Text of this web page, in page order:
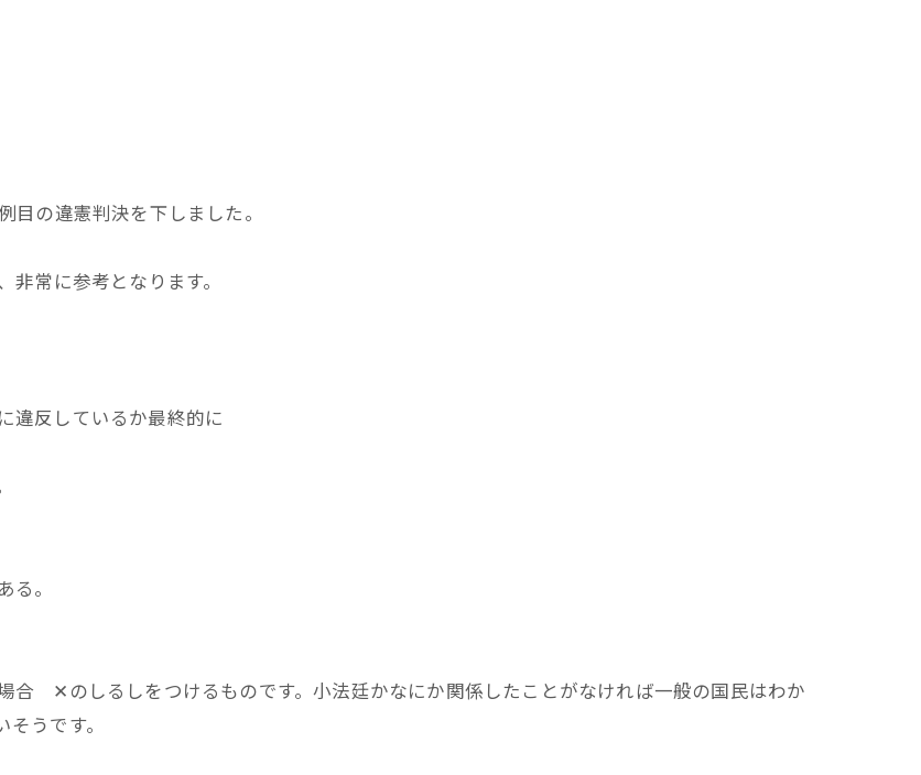
の違憲判決を下しました。
常に参考となります。
違反しているか最終的に
。
合 ✕のしるしをつけるものです。小法廷かなにか関係したことがなければ一般の国民はわか
うです。